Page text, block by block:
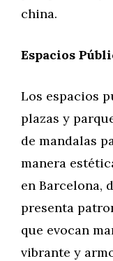
china.
Espacios
Los espacios
plazas y
de mandalas
manera
en Barcelona,
presenta
que evocan
vibrante y